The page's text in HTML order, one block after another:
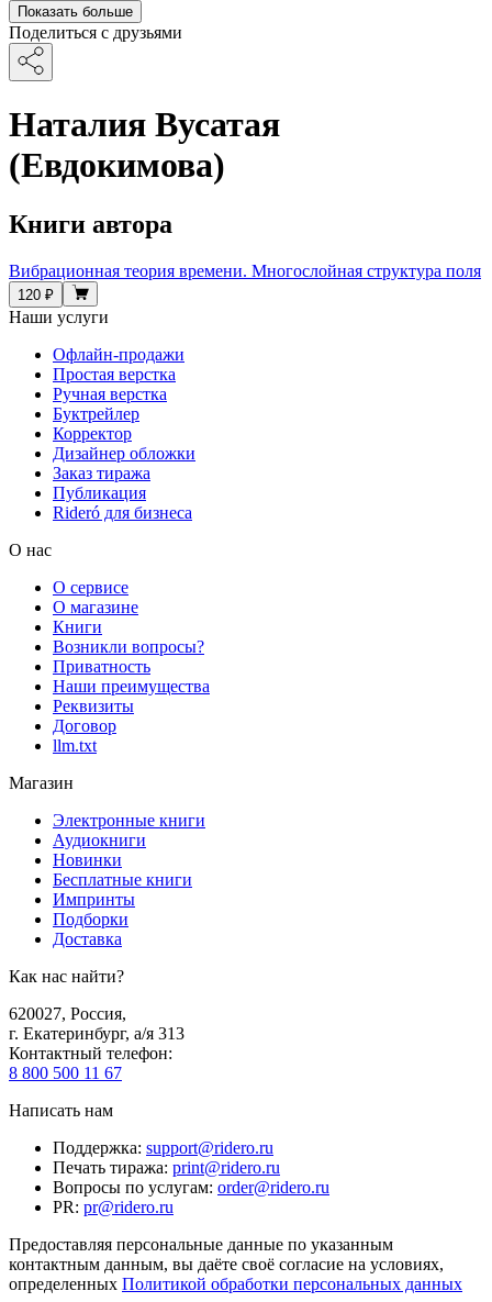
Показать больше
Поделиться с друзьями
Наталия Вусатая
(Евдокимова)
Книги автора
Вибрационная теория времени. Многослойная структура поля
120 ₽
Наши услуги
Офлайн-продажи
Простая верстка
Ручная верстка
Буктрейлер
Корректор
Дизайнер обложки
Заказ тиража
Публикация
Rideró для бизнеса
О нас
О сервисе
О магазине
Книги
Возникли вопросы?
Приватность
Наши преимущества
Реквизиты
Договор
llm.txt
Магазин
Электронные книги
Аудиокниги
Новинки
Бесплатные книги
Импринты
Подборки
Доставка
Как нас найти?
620027, Россия,
г. Екатеринбург, а/я 313
Контактный телефон:
8 800 500 11 67
Написать нам
Поддержка: support@ridero.ru
Печать тиража: print@ridero.ru
Вопросы по услугам: order@ridero.ru
PR: pr@ridero.ru
Предоставляя персональные данные по указанным
контактным данным, вы даёте своё согласие на условиях,
определенных Политикой обработки персональных данных